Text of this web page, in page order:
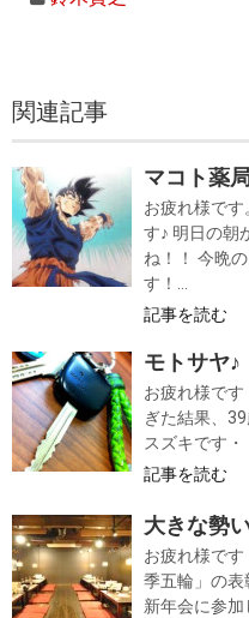
関連記事
マコト薬
お疲れ様で
す♪ 明日の朝
ね！！ 今晩
す！...
記事を読む
モトサヤ♪
お疲れ様で
ぎた結果、
スズキです・
記事を読む
大きな勢
お疲れ様で
季五輪」の
新年会に参